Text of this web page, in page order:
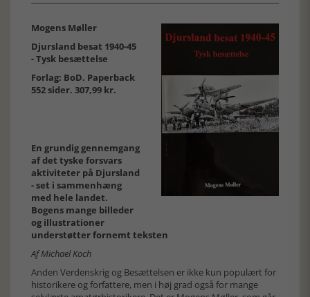
Mogens Møller
Djursland besat 1940-45
- Tysk besættelse
Forlag: BoD. Paperback
552 sider. 307,99 kr.
En grundig gennemgang
af det tyske forsvars
aktiviteter på Djursland
- set i sammenhæng
med hele landet.
Bogens mange billeder
og illustrationer
understøtter fornemt teksten
Af Michael Koch
Anden Verdenskrig og Besættelsen er ikke kun populært for
historikere og forfattere, men i høj grad også for mange